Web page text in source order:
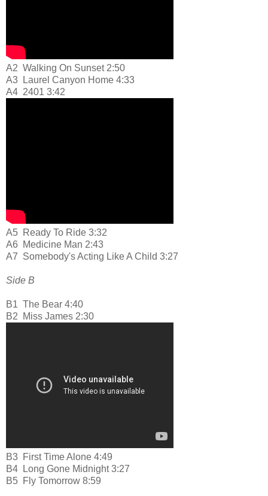
A2 Walking On Sunset 2:50
A3
Laurel Canyon Home 4:33
A4 2401 3:42
A5 Ready To Ride 3:32
A6
Medicine Man 2:43
A7 Somebody's Acting Like A Child 3:27
Side B
B1 The Bear 4:40
B2
Miss James 2:30
B3 First Time Alone 4:49
B4
Long Gone Midnight 3:27
B5 Fly Tomorrow 8:59